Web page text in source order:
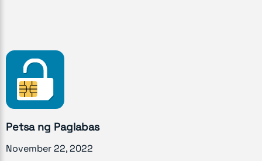
Petsa ng Paglabas
November 22, 2022